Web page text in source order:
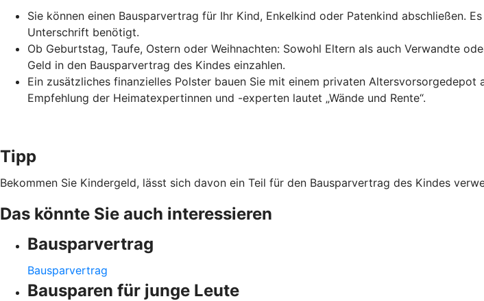
Sie können einen Bausparvertrag für Ihr Kind, Enkelkind oder Patenkind abschließen.
Unterschrift benötigt.
Ob Geburtstag, Taufe, Ostern oder Weihnachten: Sowohl Eltern als auch Verwandte
Geld in den Bausparvertrag des Kindes einzahlen.
Ein zusätzliches finanzielles Polster bauen Sie mit einem privaten
Empfehlung der Heimatexpertinnen und -experten lautet „Wände und Rente“.
Tipp
Bekommen Sie Kindergeld, lässt sich davon ein Teil für den Bausparvertrag des Kindes
Das könnte Sie auch interessieren
Bausparvertrag
Bausparvertrag
Bausparen für junge Leute